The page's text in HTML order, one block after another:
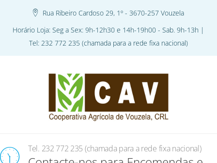
Rua Ribeiro Cardoso 29, 1º - 3670-257 Vouzela
Horário Loja: Seg a Sex: 9h-12h30 e 14h-19h00 - Sab. 9h-13h |
Tel: 232 772 235 (chamada para a rede fixa nacional)
Tel. 232 772 235 (chamada para a rede fixa nacional)